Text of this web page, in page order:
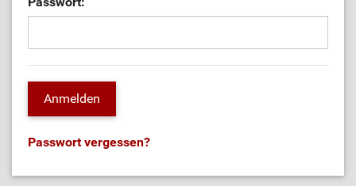
Passwort vergessen?